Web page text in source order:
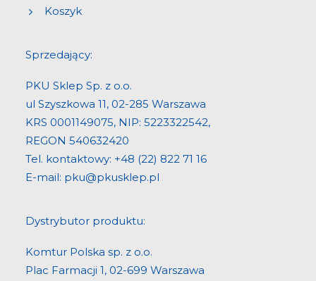
Koszyk
Sprzedający:
PKU Sklep Sp. z o.o.
ul Szyszkowa 11, 02-285 Warszawa
KRS 0001149075, NIP: 5223322542,
REGON 540632420
Tel. kontaktowy: +48 (22) 822 71 16
E-mail: pku@pkusklep.pl
Dystrybutor produktu:
Komtur Polska sp. z o.o.
Plac Farmacji 1, 02-699 Warszawa